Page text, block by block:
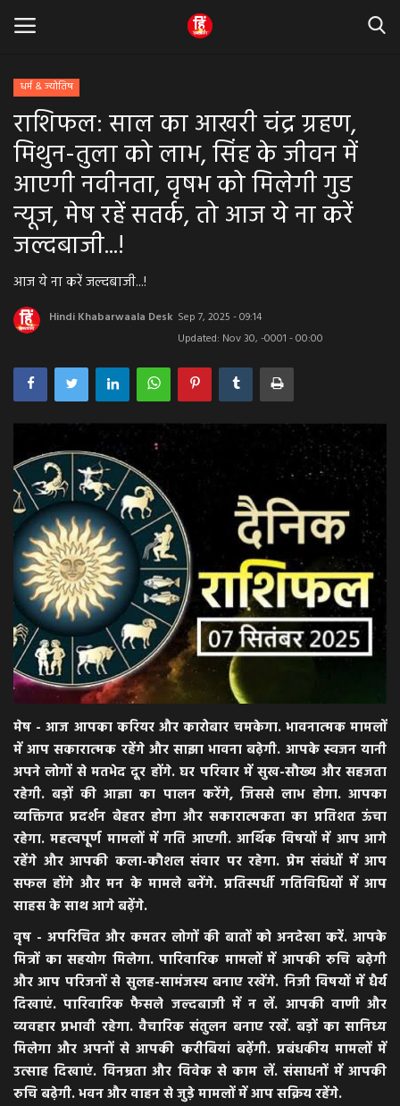
Home
धर्म & ज्योतिष
बड़ी खबर
मध्यप्रदेश
राजस्थान
राजनीती
मनोरंजन
खेल
एजुकेशन & करियर
हेल्थ & लाइफ स्टाइल
वीडियो
Gallery
धर्म & ज्योतिष
राशिफल: साल का आखरी चंद्र ग्रहण,
मिथुन-तुला को लाभ, सिंह के जीवन में
आएगी नवीनता, वृषभ को मिलेगी गुड
न्यूज, मेष रहें सतर्क, तो आज ये ना करें
जल्दबाजी...!
आज ये ना करें जल्दबाजी...!
Hindi Khabarwaala Desk Sep 7, 2025 - 09:14
Updated: Nov 30, -0001 - 00:00
मेष - आज आपका करियर और कारोबार चमकेगा. भावनात्मक मामलों
में आप सकारात्मक रहेंगे और साझा भावना बढ़ेगी. आपके स्वजन यानी
अपने लोगों से मतभेद दूर होंगे. घर परिवार में सुख-सौख्य और सहजता
रहेगी. बड़ों की आज्ञा का पालन करेंगे, जिससे लाभ होगा. आपका
व्यक्तिगत प्रदर्शन बेहतर होगा और सकारात्मकता का प्रतिशत ऊंचा
रहेगा. महत्वपूर्ण मामलों में गति आएगी. आर्थिक विषयों में आप आगे
रहेंगे और आपकी कला-कौशल संवार पर रहेगा. प्रेम संबंधों में आप
सफल होंगे और मन के मामले बनेंगे. प्रतिस्पर्धी गतिविधियों में आप
साहस के साथ आगे बढ़ेंगे.
वृष - अपरिचित और कमतर लोगों की बातों को अनदेखा करें. आपके
मित्रों का सहयोग मिलेगा. पारिवारिक मामलों में आपकी रुचि बढ़ेगी
और आप परिजनों से सुलह-सामंजस्य बनाए रखेंगे. निजी विषयों में धैर्य
दिखाएं. पारिवारिक फैसले जल्दबाजी में न लें. आपकी वाणी और
व्यवहार प्रभावी रहेगा. वैचारिक संतुलन बनाए रखें. बड़ों का सानिध्य
मिलेगा और अपनों से आपकी करीबियां बढ़ेंगी. प्रबंधकीय मामलों में
उत्साह दिखाएं. विनम्रता और विवेक से काम लें. संसाधनों में आपकी
रुचि बढ़ेगी. भवन और वाहन से जुड़े मामलों में आप सक्रिय रहेंगे.